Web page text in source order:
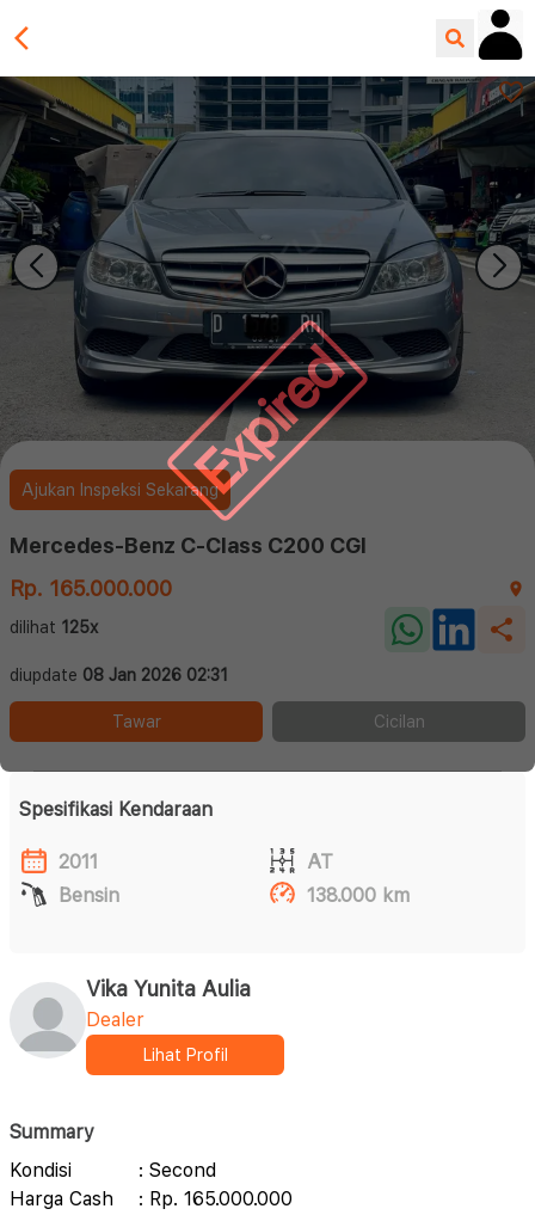
Expired
Ajukan Inspeksi Sekarang
Mercedes-Benz C-Class C200 CGI
Rp. 165.000.000
dilihat 125x
diupdate 08 Jan 2026 02:31
Tawar Cicilan
Spesifikasi Kendaraan
2011
AT
Bensin
138.000 km
Vika Yunita Aulia
Dealer
Lihat Profil
Summary
Kondisi
: Second
Harga Cash
: Rp. 165.000.000